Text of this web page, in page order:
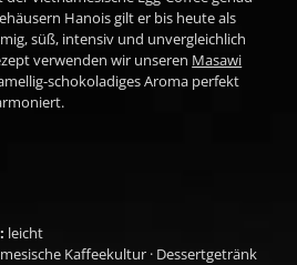
Hanois gilt er bis heute als
süß, intensiv und unvergleichlich
verwenden wir unseren Masawi
schokoladiges Aroma perfekt
leicht
Kaffeekultur · Dessertgetränk